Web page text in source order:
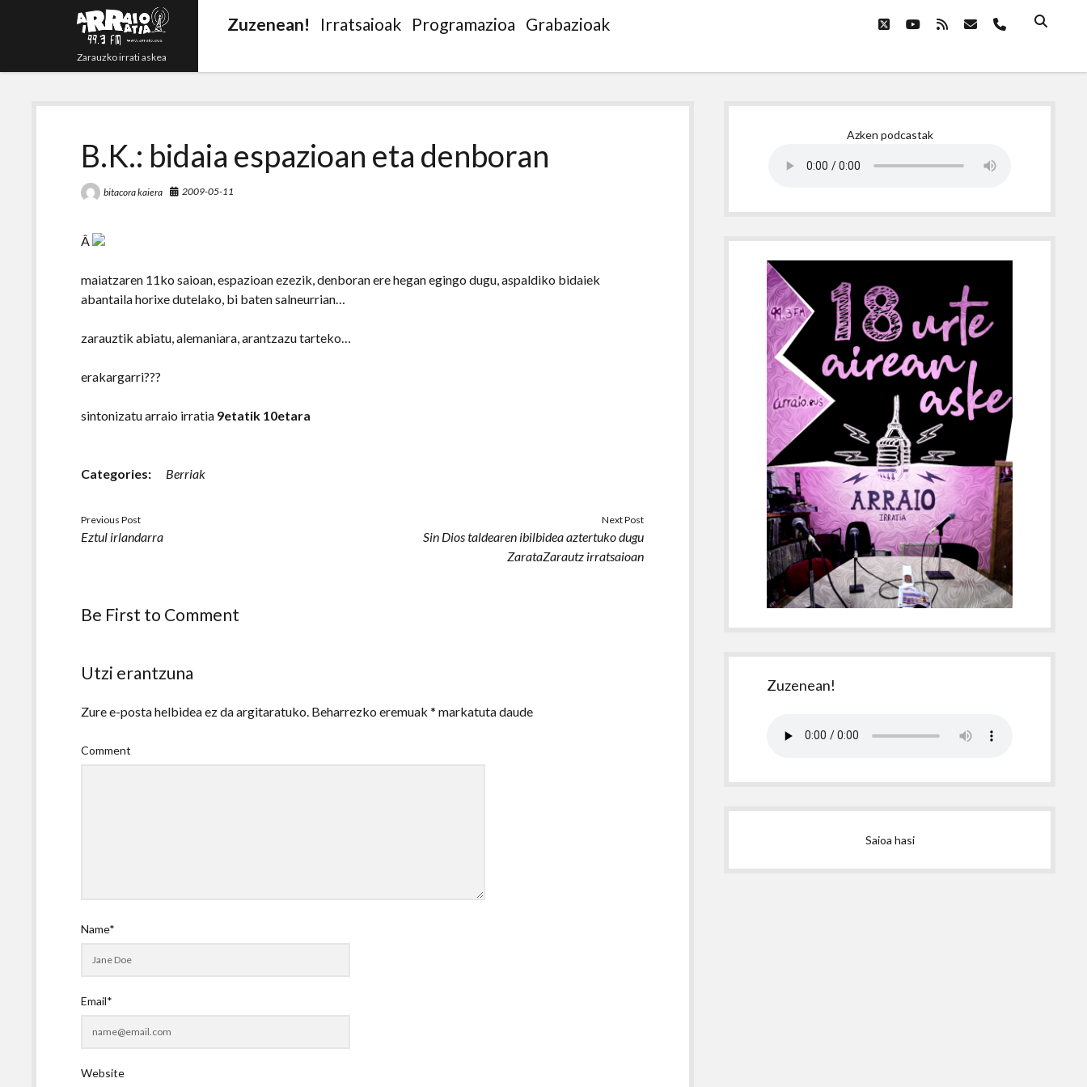
Zarauzko irrati askea
Zuzenean! Irratsaioak Programazioa Grabazioak twitteryoutube
rss emailphone
B.K.: bidaia espazioan eta denboran
bitacora kaiera 2009-05-11
Â
maiatzaren 11ko saioan, espazioan ezezik, denboran ere hegan egingo dugu, aspaldiko bidaiek
abantaila horixe dutelako, bi baten salneurrian…
zarauztik abiatu, alemaniara, arantzazu tarteko…
erakargarri???
sintonizatu arraio irratia 9etatik 10etara
Categories: Berriak
Previous Post
Eztul irlandarra
Next Post
Sin Dios taldearen ibilbidea aztertuko dugu
ZarataZarautz irratsaioan
Be First to Comment
Utzi erantzuna
Zure e-posta helbidea ez da argitaratuko. Beharrezko eremuak* markatuta daude
Comment
Name*
Email*
Website
Azken podcastak
Zuzenean!
Saioa hasi